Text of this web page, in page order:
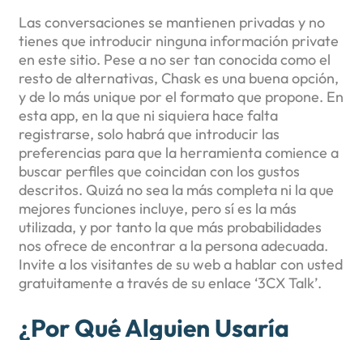
Las conversaciones se mantienen privadas y no
tienes que introducir ninguna información private
en este sitio. Pese a no ser tan conocida como el
resto de alternativas, Chask es una buena opción,
y de lo más unique por el formato que propone. En
esta app, en la que ni siquiera hace falta
registrarse, solo habrá que introducir las
preferencias para que la herramienta comience a
buscar perfiles que coincidan con los gustos
descritos. Quizá no sea la más completa ni la que
mejores funciones incluye, pero sí es la más
utilizada, y por tanto la que más probabilidades
nos ofrece de encontrar a la persona adecuada.
Invite a los visitantes de su web a hablar con usted
gratuitamente a través de su enlace ‘3CX Talk’.
¿por Qué Alguien Usaría